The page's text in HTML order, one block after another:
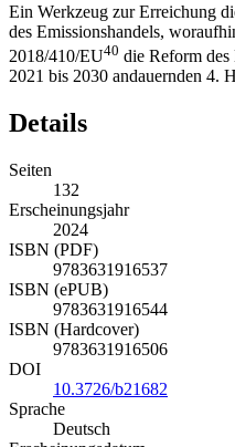
Ein Werkzeug zur Erreichung
des Emissionshandels,
2018/410/EU40 die Reform
2021 bis 2030 andauernden 4.
Details
Seiten
132
Erscheinungsjahr
2024
ISBN (PDF)
9783631916537
ISBN (ePUB)
9783631916544
ISBN (Hardcover)
9783631916506
DOI
10.3726/b21682
Sprache
Deutsch